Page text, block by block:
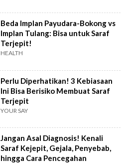
Beda Implan Payudara-Bokong vs
Implan Tulang: Bisa untuk Saraf
Terjepit!
HEALTH
Perlu Diperhatikan! 3 Kebiasaan
Ini Bisa Berisiko Membuat Saraf
Terjepit
YOUR SAY
Jangan Asal Diagnosis! Kenali
Saraf Kejepit, Gejala, Penyebab,
hingga Cara Pencegahan